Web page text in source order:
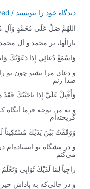
دیدگاه‌ خود را بنویسید /
اللهُمَّ صَلِّ عَلَى مُحَمَّدٍ وَآلِ
بارالٰها، بر محمد و آل
وَاسْمَعْ دُعائِي إِذا دَعَوْتُكَ
و دعای مرا بشنو چون تو
صدا زنم
وَأَقْبِلْ عَلَيَّ إِذا ناجَيْتُكَ فَقَدْ
و به من توجه فرما آنگاه
گریخته‌ام
وَوَقَفْتُ بَيْنَ يَدَيْكَ مُسْتَكِيناً
و در پیشگاه تو ایستاده‌ام
می‌کنم
راجِياً لِمَا لَدَيْكَ ثَوَابِي
و در حالی‌که به پاداش